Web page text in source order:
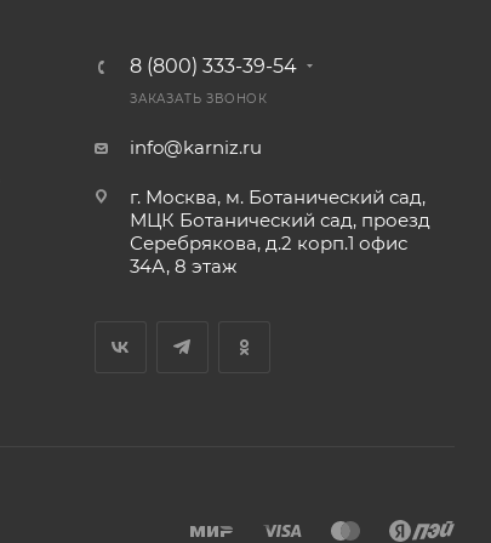
8 (800) 333-39-54
ЗАКАЗАТЬ ЗВОНОК
info@karniz.ru
г. Москва, м. Ботанический сад,
МЦК Ботанический сад, проезд
Серебрякова, д.2 корп.1 офис
34А, 8 этаж